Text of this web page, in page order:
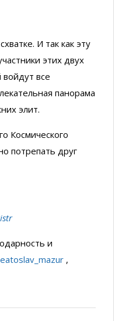
И так как эту
этих двух
все
панорама
элит.
Космического
потрепать друг
и
,